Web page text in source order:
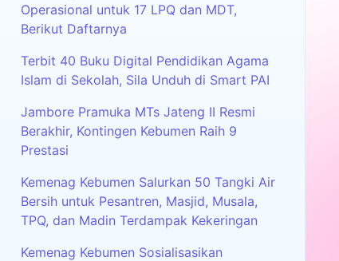
Operasional untuk 17 LPQ dan MDT,
Berikut Daftarnya
Terbit 40 Buku Digital Pendidikan Agama
Islam di Sekolah, Sila Unduh di Smart PAI
Jambore Pramuka MTs Jateng II Resmi
Berakhir, Kontingen Kebumen Raih 9
Prestasi
Kemenag Kebumen Salurkan 50 Tangki Air
Bersih untuk Pesantren, Masjid, Musala,
TPQ, dan Madin Terdampak Kekeringan
Kemenag Kebumen Sosialisasikan